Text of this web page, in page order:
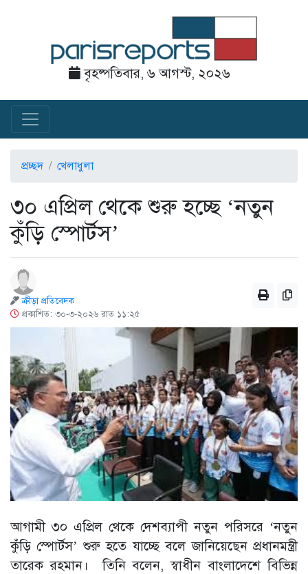
বৃহষ্পতিবার, ৬ আগস্ট, ২০২৬
প্রচ্ছদ খেলাধুলা
৩০ এপ্রিল থেকে শুরু হচ্ছে ‘নতুন
কুঁড়ি স্পোর্টস’
ক্রীড়া প্রতিবেদক
প্রকাশিত: ৩০-৩-২০২৬ রাত ১১:২৫
আগামী ৩০ এপ্রিল থেকে দেশব্যাপী নতুন পরিসরে ‘নতুন
কুঁড়ি স্পোর্টস’ শুরু হতে যাচ্ছে বলে জানিয়েছেন প্রধানমন্ত্রী
তারেক রহমান। তিনি বলেন, স্বাধীন বাংলাদেশে বিভিন্ন